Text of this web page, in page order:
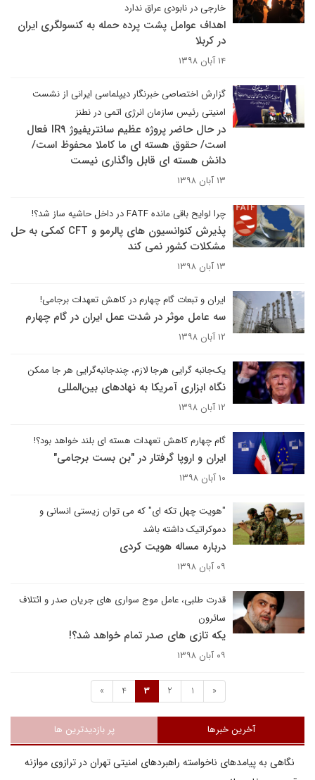
خارجی در نابودی عراق ندارد
اهداف عوامل پشت پرده حمله به کنسولگری ایران
در کربلا
۱۴ آبان ۱۳۹۸
گزارش اختصاصی خبرنگار دیپلماسی ایرانی از نشست
امنیتی رئیس سازمان انرژی اتمی در نطنز
در حال حاضر پروژه عظیم سانتریفیوژ IR۹ فعال
است/ حقوق هسته ای ما کاملا محفوظ است/
دانش هسته ای قابل واگذاری نیست
۱۳ آبان ۱۳۹۸
چرا لوایح باقی مانده FATF در داخل حاشیه ساز شد؟!
پذیرش کنوانسیون های پالرمو و CFT کمکی به حل
مشکلات کشور نمی کند
۱۳ آبان ۱۳۹۸
ایران و تبعات گام چهارم در کاهش تعهدات برجامی!
سه عامل موثر در شدت عمل ایران در گام چهارم
۱۲ آبان ۱۳۹۸
یک‌جانبه گرایی هرجا لازم، چند‌جانبه‌گرایی هر جا ممکن
نگاه ابزاری آمریکا به نهادهای بین‌المللی
۱۲ آبان ۱۳۹۸
گام چهارم کاهش تعهدات هسته ای بلند خواهد بود؟!
ایران و اروپا گرفتار در "بن بست برجامی"
۱۰ آبان ۱۳۹۸
"هویت چهل تکه ای" که می توان زیستی انسانی و
دموکراتیک داشته باشد
درباره مساله هویت کردی
۰۹ آبان ۱۳۹۸
قدرت طلبی، عامل موج سواری های جریان صدر و ائتلاف
سائرون
یکه تازی های صدر تمام خواهد شد؟!
۰۹ آبان ۱۳۹۸
«
1
2
3
4
»
آخرین خبرها پر بازدیدترین ها
نگاهی به پیامدهای ناخواسته راهبردهای امنیتی تهران در ترازوی موازنه